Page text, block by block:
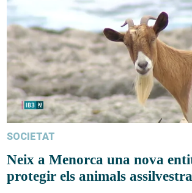
SOCIETAT
Neix a Menorca una nova
protegir els animals